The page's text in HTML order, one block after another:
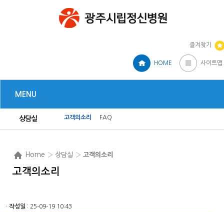
즐겨찾기
HOME 사이트맵
MENU
상담실 고객의소리 FAQ
Home › 상담실 › 고객의소리
고객의소리
ㆍ 작성일 : 25-09-19 10:43